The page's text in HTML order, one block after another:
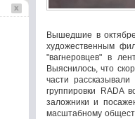
Вышедшие в
художественным
"вагнеровцев" в
Выяснилось, что
части
группировки RADA
заложники и
масштабному